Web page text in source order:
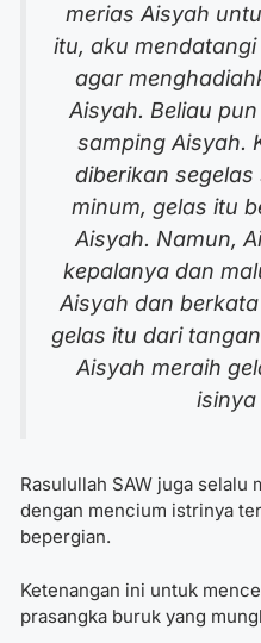
merias Aisyah
itu, aku
agar
Aisyah. Beliau
samping Aisyah.
diberikan segelas
minum, gelas itu
Aisyah. Namun,
kepalanya dan
Aisyah dan berkata
gelas itu dari
Aisyah meraih
isinya
Rasulullah SAW juga selalu
dengan mencium istrinya
bepergian.
Ketenangan ini untuk
prasangka buruk yang